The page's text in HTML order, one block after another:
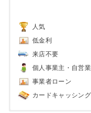
人気
低金利
来店不要
個人事業主・自営業
事業者ローン
カードキャッシング